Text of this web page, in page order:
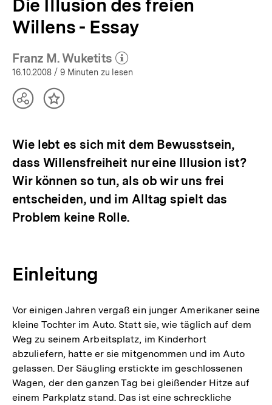
Die Illusion des freien
Willens - Essay
Franz M. Wuketits
(Mehr zum Autor)
öffnen
16.10.2008 / 9 Minuten zu lesen
TeilenInhalt
Wie lebt es sich mit dem Bewusstsein,
dass Willensfreiheit nur eine Illusion ist?
Wir können so tun, als ob wir uns frei
entscheiden, und im Alltag spielt das
Problem keine Rolle.
Einleitung
Vor einigen Jahren vergaß ein junger Amerikaner seine
kleine Tochter im Auto. Statt sie, wie täglich auf dem
Weg zu seinem Arbeitsplatz, im Kinderhort
abzuliefern, hatte er sie mitgenommen und im Auto
gelassen. Der Säugling erstickte im geschlossenen
Wagen, der den ganzen Tag bei gleißender Hitze auf
einem Parkplatz stand. Das ist eine schreckliche